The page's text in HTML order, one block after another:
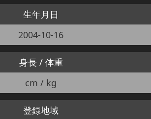
生年月日
2004-10-16
身長 / 体重
cm / kg
登録地域